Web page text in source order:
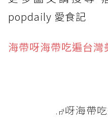
popdaily 愛食記
海帶呀海帶吃遍台灣